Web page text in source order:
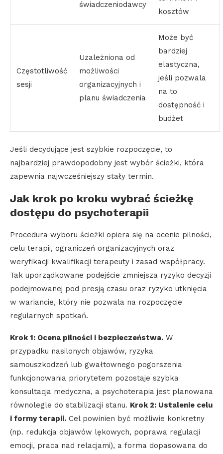
świadczeniodawcy
kosztów
Częstotliwość
sesji
Uzależniona od
możliwości
organizacyjnych i
planu świadczenia
Może być
bardziej
elastyczna,
jeśli pozwala
na to
dostępność i
budżet
Jeśli decydujące jest szybkie rozpoczęcie, to
najbardziej prawdopodobny jest wybór ścieżki, która
zapewnia najwcześniejszy stały termin.
Jak krok po kroku wybrać ścieżkę
dostępu do psychoterapii
Procedura wyboru ścieżki opiera się na ocenie pilności,
celu terapii, ograniczeń organizacyjnych oraz
weryfikacji kwalifikacji terapeuty i zasad współpracy.
Tak uporządkowane podejście zmniejsza ryzyko decyzji
podejmowanej pod presją czasu oraz ryzyko utknięcia
w wariancie, który nie pozwala na rozpoczęcie
regularnych spotkań.
Krok 1: Ocena pilności i bezpieczeństwa. W
przypadku nasilonych objawów, ryzyka
samouszkodzeń lub gwałtownego pogorszenia
funkcjonowania priorytetem pozostaje szybka
konsultacja medyczna, a psychoterapia jest planowana
równolegle do stabilizacji stanu. Krok 2: Ustalenie celu
i formy terapii. Cel powinien być możliwie konkretny
(np. redukcja objawów lękowych, poprawa regulacji
emocji, praca nad relacjami), a forma dopasowana do